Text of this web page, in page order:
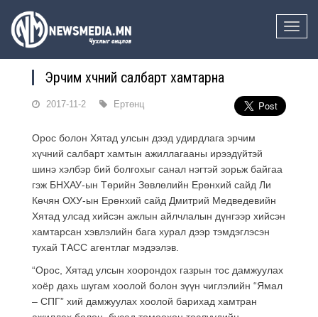
Toggle
Эрчим хүчний салбарт хамтарна
2017-11-2 Ертөнц
Орос болон Хятад улсын дээд удирдлага эрчим
хүчний салбарт хамтын ажиллагааны ирээдүйтэй
шинэ хэлбэр бий болгохыг санал нэгтэй зорьж байгаа
гэж БНХАУ-ын Төрийн Зөвлөлийн Ерөнхий сайд Ли
Көчян ОХУ-ын Ерөнхий сайд Дмитрий Медведевийн
Хятад улсад хийсэн ажлын айлчлалын дүнгээр хийсэн
хамтарсан хэвлэлийн бага хурал дээр тэмдэглэсэн
тухай ТАСС агентлаг мэдээлэв.
“Орос, Хятад улсын хоорондох газрын тос дамжуулах
хоёр дахь шугам хоолой болон зүүн чиглэлийн “Ямал
– СПГ” хий дамжуулах хоолой барихад хамтран